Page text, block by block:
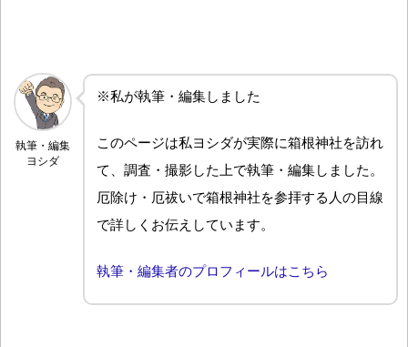
執筆・編集
ヨシダ
※私が執筆・編集しました
このページは私ヨシダが実際に箱根神社を訪れ
て、調査・撮影した上で執筆・編集しました。
厄除け・厄祓いで箱根神社を参拝する人の目線
で詳しくお伝えしています。
執筆・編集者のプロフィールはこちら